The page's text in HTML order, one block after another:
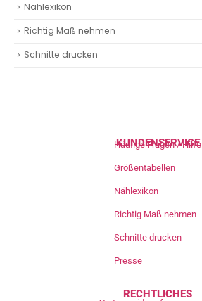
Nählexikon
Richtig Maß nehmen
Schnitte drucken
KUNDENSERVICE
Häufige Fragen / Hilfe
Größentabellen
Nählexikon
Richtig Maß nehmen
Schnitte drucken
Presse
RECHTLICHES